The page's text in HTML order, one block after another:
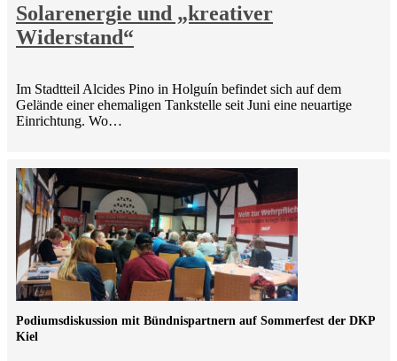
Solarenergie und „kreativer
Widerstand“
Im Stadtteil Alcides Pino in Holguín befindet sich auf dem
Gelände einer ehemaligen Tankstelle seit Juni eine neuartige
Einrichtung. Wo…
Podiumsdiskussion mit Bündnispartnern auf Sommerfest der DKP
Kiel